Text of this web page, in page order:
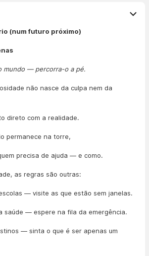
(num futuro próximo)
mundo — percorra-o a pé.
não nasce da culpa nem da
direto com a realidade.
permanece na torre,
precisa de ajuda — e como.
as regras são outras:
— visite as que estão sem janelas.
saúde — espere na fila da emergência.
— sinta o que é ser apenas um